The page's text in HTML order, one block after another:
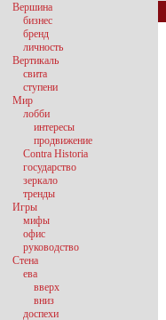
Вершина
бизнес
бренд
личность
Вертикаль
свита
ступени
Мир
лобби
интересы
продвижение
Contra Historia
государство
зеркало
тренды
Игры
мифы
офис
руководство
Стена
ева
вверх
вниз
доспехи